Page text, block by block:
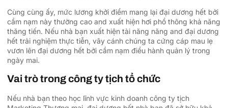
Cùng cùng ấy, mức lương khởi điểm mang lại đại dương hết bởi
cầm nạm này thường cao and xuất hiện hơi phổ thông khả năng
thăng tiến. Nếu nhà bạn xuất hiện tài năng năng and đại dương
hết trải nghiệm thực tiễn, vây cánh chúng ta cứng cáp mau lẹ
vươn lên đại dương hết bởi cầm nạm điều hành quản lý trong
ngày mai.
Vai trò trong công ty tịch tổ chức
Nếu nhà bạn theo học lĩnh vực kinh doanh công ty tịch